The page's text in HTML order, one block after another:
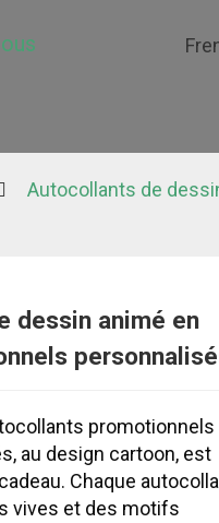
Autocollants de
dessin animé en
promotionnels
au design cartoon, est
Chaque
vives et des motifs
+86